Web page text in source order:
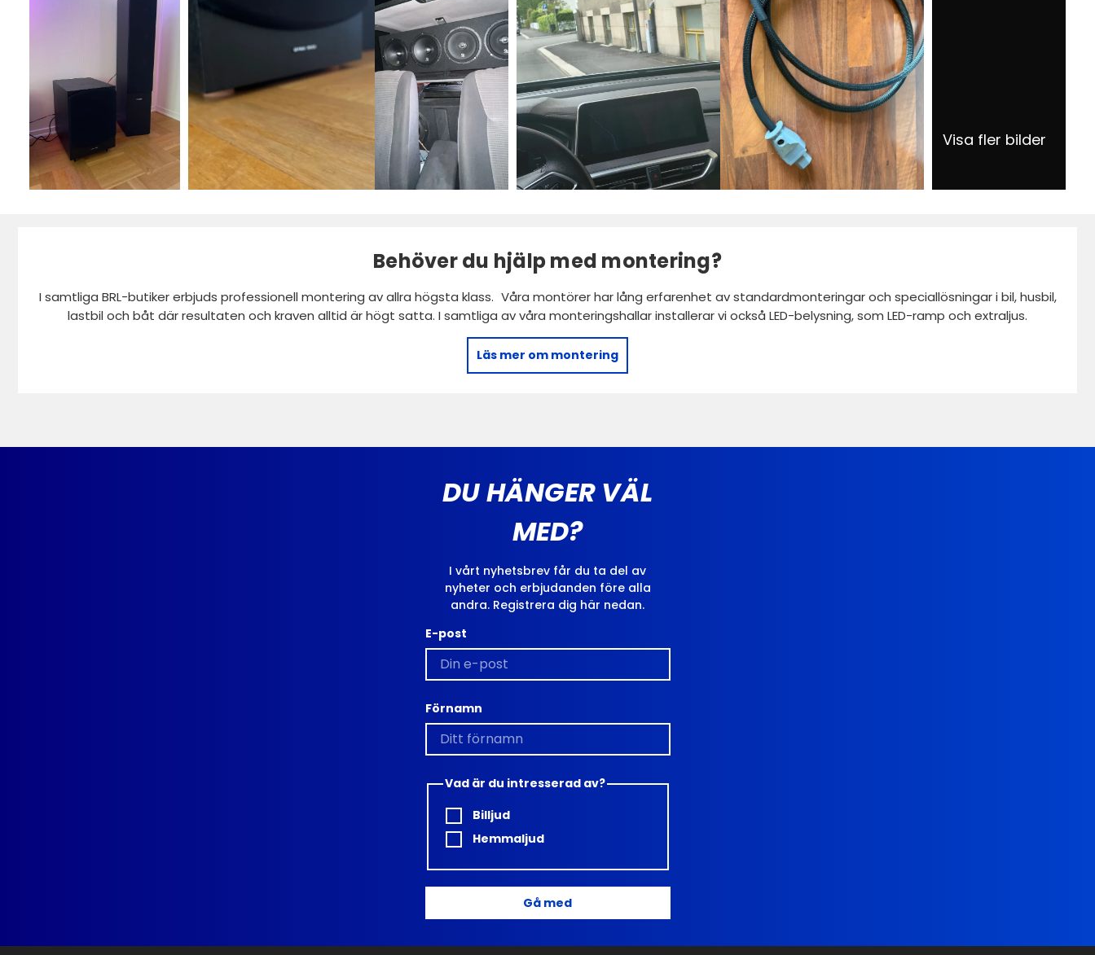
Brusreducering i världsklass
Sonos Ace har åtta mikrofoner för brusreducering och klara telefonsamtal. Den aktiva
brusreduceringen hjälper till att isolera dig från omvärlden, så att du kan fokusera helt på din
Sonos Ace stöder losslessljud över Bluetooth och med en kabelansluten USB-C-anslutning.
Hörlurarna är fullt kompatibla med både Apple- och Android-enheter. Dessutom kan du ansluta
dem till en mängd olika enheter - antingen med Bluetooth, USB-C eller 3.5 mm. Du kan även
ansluta två enheter till Sonos Ace samtidigt. Gå från att titta på en film på surfplattan till att
besvara ett telefonsamtal utan minsta avbrott. Ska du kolla på TV? Du kan snabbt flytta TV-
Visa fler bilder
Behöver du hjälp med montering?
I samtliga BRL-butiker erbjuds professionell montering av allra högsta klass. Våra montörer har lång erfarenhet av standardmonteringar och speciallösningar i bil, husbil,
lastbil och båt där resultaten och kraven alltid är högt satta. I samtliga av våra monteringshallar installerar vi också LED-belysning, som LED-ramp och extraljus.
Läs mer om montering
DU HÄNGER VÄL
MED?
I vårt nyhetsbrev får du ta del av
nyheter och erbjudanden före alla
andra. Registrera dig här nedan.
E-post
Förnamn
Vad är du intresserad av?
Billjud
Hemmaljud
Gå med